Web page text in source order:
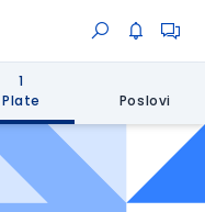
1
Plate
Poslovi